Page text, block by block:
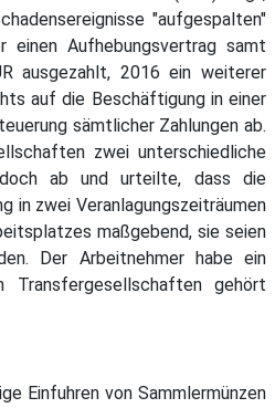
"aufgespalten"
einen Aufhebungsvertrag samt
ausgezahlt, 2016 ein weiterer
auf die Beschäftigung in einer
sämtlicher Zahlungen ab.
zwei unterschiedliche
ab und urteilte, dass die
in zwei Veranlagungszeiträumen
maßgebend, sie seien
Der Arbeitnehmer habe ein
gehört
Einfuhren von Sammlermünzen